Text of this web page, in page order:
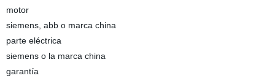
motor
siemens, abb o marca china
parte eléctrica
siemens o la marca china
garantía